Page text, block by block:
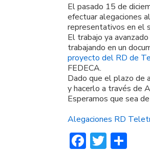
El pasado 15 de
efectuar alegaciones
representativos en el
El trabajo ya
trabajando en un
proyecto del RD de
FEDECA.
Dado que el plazo de
y hacerlo a través de
Esperamos que sea
Alegaciones RD
F T